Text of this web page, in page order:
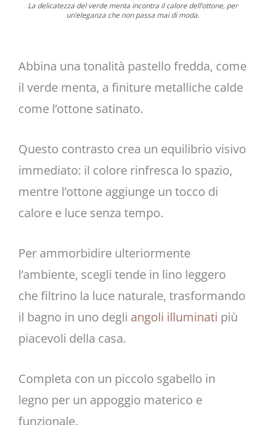
La delicatezza del verde menta incontra il calore dell’ottone, per
un’eleganza che non passa mai di moda.
Abbina una tonalità pastello fredda, come
il verde menta, a finiture metalliche calde
come l’ottone satinato.
Questo contrasto crea un equilibrio visivo
immediato: il colore rinfresca lo spazio,
mentre l’ottone aggiunge un tocco di
calore e luce senza tempo.
Per ammorbidire ulteriormente
l’ambiente, scegli tende in lino leggero
che filtrino la luce naturale, trasformando
il bagno in uno degli angoli illuminati più
piacevoli della casa.
Completa con un piccolo sgabello in
legno per un appoggio materico e
funzionale.